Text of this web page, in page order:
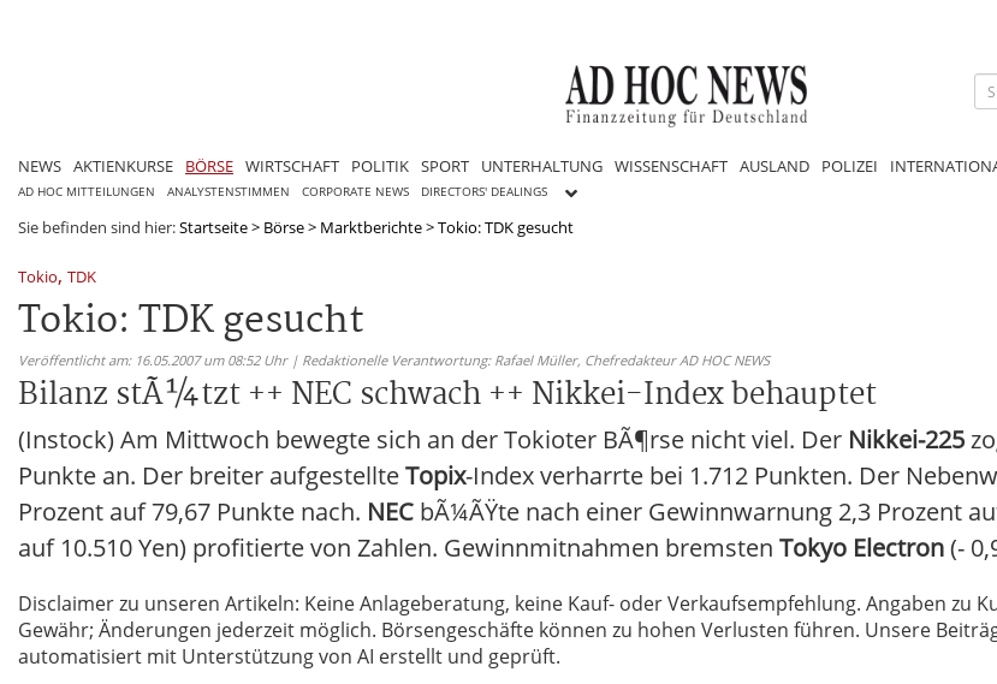
NEWS AKTIENKURSE BÖRSE WIRTSCHAFT POLITIK SPORT UNTERHALTUNG WISSENSCHAFT AUSLAND POLIZEI
AD HOC MITTEILUNGEN ANALYSTENSTIMMEN CORPORATE NEWS DIRECTORS' DEALINGS
Sie befinden sind hier:Startseite> Börse> Marktberichte>Tokio: TDK gesucht
Tokio, TDK
Tokio: TDK gesucht
Veröffentlicht am: 16.05.2007 um 08:52 Uhr | Redaktionelle Verantwortung: Rafael Müller, Chefredakteur AD HOC NEWS
Bilanz stÃ¼tzt ++ NEC schwach ++ Nikkei-Index behauptet
(Instock) Am Mittwoch bewegte sich an der Tokioter BÃ¶rse nicht viel. Der Nikkei-225
Punkte an. Der breiter aufgestellteTopix-Index verharrte bei 1.712 Punkten. Der
Prozent auf 79,67 Punkte nach. NEC bÃ¼ÃŸte nach einer Gewinnwarnung 2,3 Prozent
auf 10.510 Yen) profitierte von Zahlen. Gewinnmitnahmen bremsten Tokyo Electron(-
Disclaimer zu unseren Artikeln: Keine Anlageberatung, keine Kauf- oder Verkaufsempfehlung. Angaben zu
Gewähr; Änderungen jederzeit möglich. Börsengeschäfte können zu hohen Verlusten führen. Unsere
automatisiert mit Unterstützung von AI erstellt und geprüft.